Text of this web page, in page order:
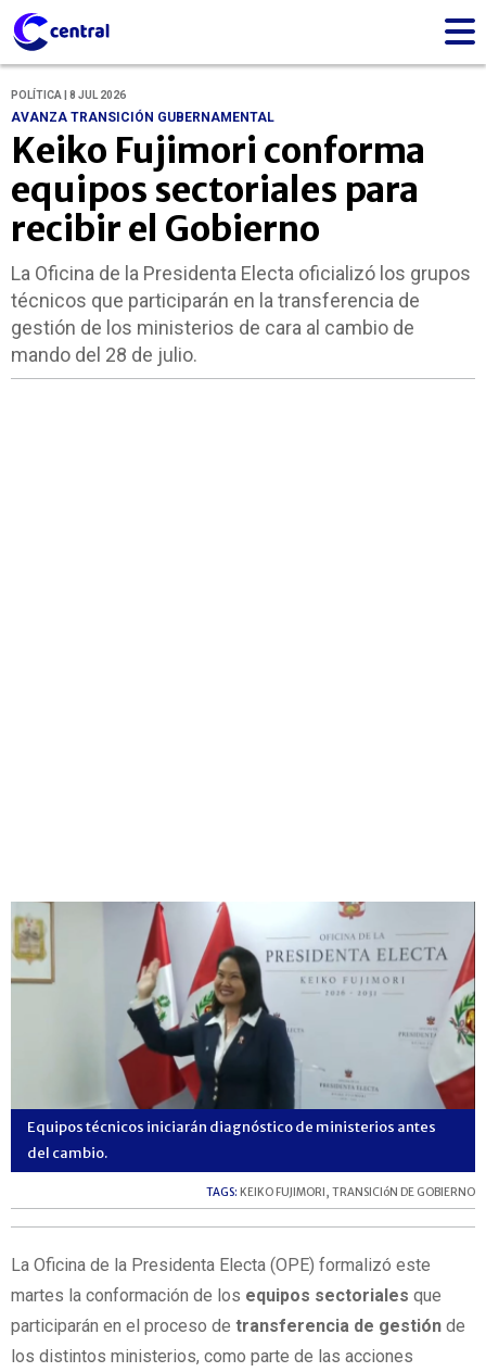
POLÍTICA | 8 JUL 2026
AVANZA TRANSICIÓN GUBERNAMENTAL
Keiko Fujimori conforma
equipos sectoriales para
recibir el Gobierno
La Oficina de la Presidenta Electa oficializó los grupos
técnicos que participarán en la transferencia de
gestión de los ministerios de cara al cambio de
mando del 28 de julio.
Equipos técnicos iniciarán diagnóstico de ministerios antes
del cambio.
TAGS: KEIKO FUJIMORI , TRANSICIóN DE GOBIERNO
La Oficina de la Presidenta Electa (OPE) formalizó este
martes la conformación de los equipos sectoriales que
participarán en el proceso de transferencia de gestión de
los distintos ministerios, como parte de las acciones